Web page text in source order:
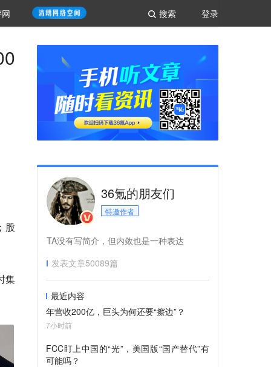
登录
搜索
股
集
36氪的朋友们
特邀作者
TA没有写简介，但内敛也是一种表达
发表文章50089篇
最近内容
年营收200亿，巨头为何还要“擦边”？
7小时前
FCC盯上中国的“光”，美国版“国产替代”有
可能吗？